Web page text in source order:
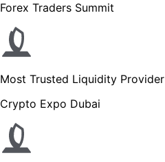
Forex Traders Summit
Most Trusted Liquidity Provider
Crypto Expo Dubai